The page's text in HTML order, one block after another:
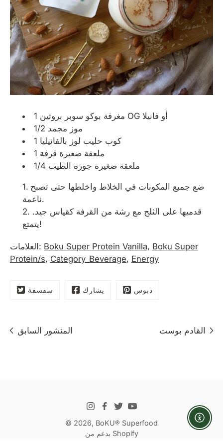
1 مغرفة بوكو سوبر بروتين OG أو فانيلا
1/2 موز مجمد
1 كوب حليب لوز بالفانيليا
1 ملعقة صغيرة قرفة
1/4 ملعقة صغيرة جوزة الطيب
ضع جميع المكونات في الخلاط واخلطها حتى تصبح
ناعمة.
قدميها على الثلج مع رشة من القرفة كقياس جيد.
يتمتع!
العلامات: Boku Super Protein Vanilla, Boku Super
Protein/s, Category_Beverage, Energy
سقسقة يشارك دبوس
المنشور السابق القادم بوست
© 2026, BoKU® Superfood
بدعم من Shopify